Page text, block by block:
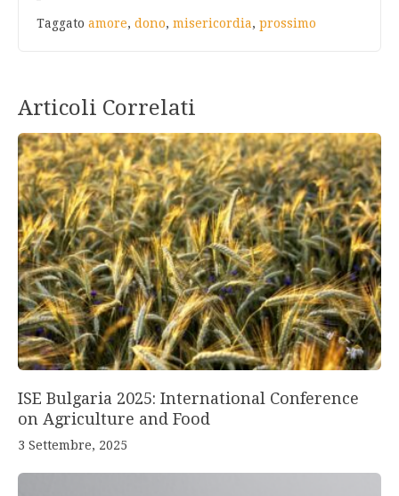
Taggato amore, dono, misericordia, prossimo
Articoli Correlati
ISE Bulgaria 2025: International Conference
on Agriculture and Food
3 Settembre, 2025